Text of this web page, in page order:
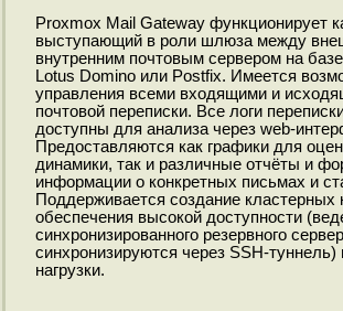
Proxmox Mail Gateway функционирует
выступающий в роли шлюза между
внутренним почтовым сервером на
Lotus Domino или Postfix. Имеется
управления всеми входящими и
почтовой переписки. Все логи
доступны для анализа через web-
Предоставляются как графики для
динамики, так и различные отчёты и
информации о конкретных письмах и
Поддерживается создание кластерных
обеспечения высокой доступности
синхронизированного резервного
синхронизируются через SSH-туннель)
нагрузки.